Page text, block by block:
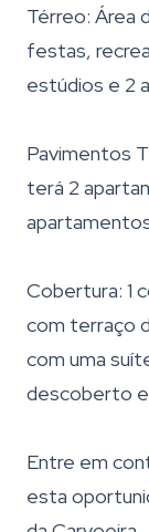
Térreo: Área
festas,
estúdios e 2
Pavimentos
terá 2
Cobertura: 1
com terraço
com uma
descoberto e
Entre em
esta